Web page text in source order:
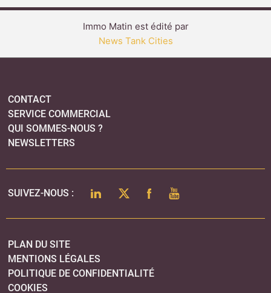
Immo Matin est édité par
News Tank Cities
CONTACT
SERVICE COMMERCIAL
QUI SOMMES-NOUS ?
NEWSLETTERS
SUIVEZ-NOUS : LINKEDINTWITTERFACEBOOK
YOUTUBE
PLAN DU SITE
MENTIONS LÉGALES
POLITIQUE DE CONFIDENTIALITÉ
COOKIES